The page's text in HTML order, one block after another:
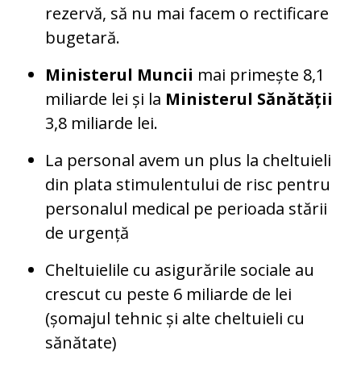
rezervă, să nu mai facem o rectificare
bugetară.
Ministerul Muncii mai primește 8,1
miliarde lei și la Ministerul Sănătății
3,8 miliarde lei.
La personal avem un plus la cheltuieli
din plata stimulentului de risc pentru
personalul medical pe perioada stării
de urgență
Cheltuielile cu asigurările sociale au
crescut cu peste 6 miliarde de lei
(șomajul tehnic și alte cheltuieli cu
sănătate)